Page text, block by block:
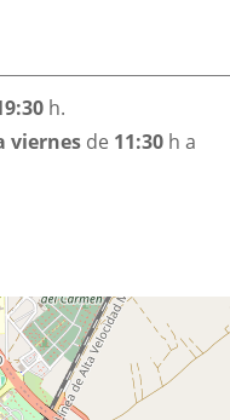
h.
viernes de 11:30 h a